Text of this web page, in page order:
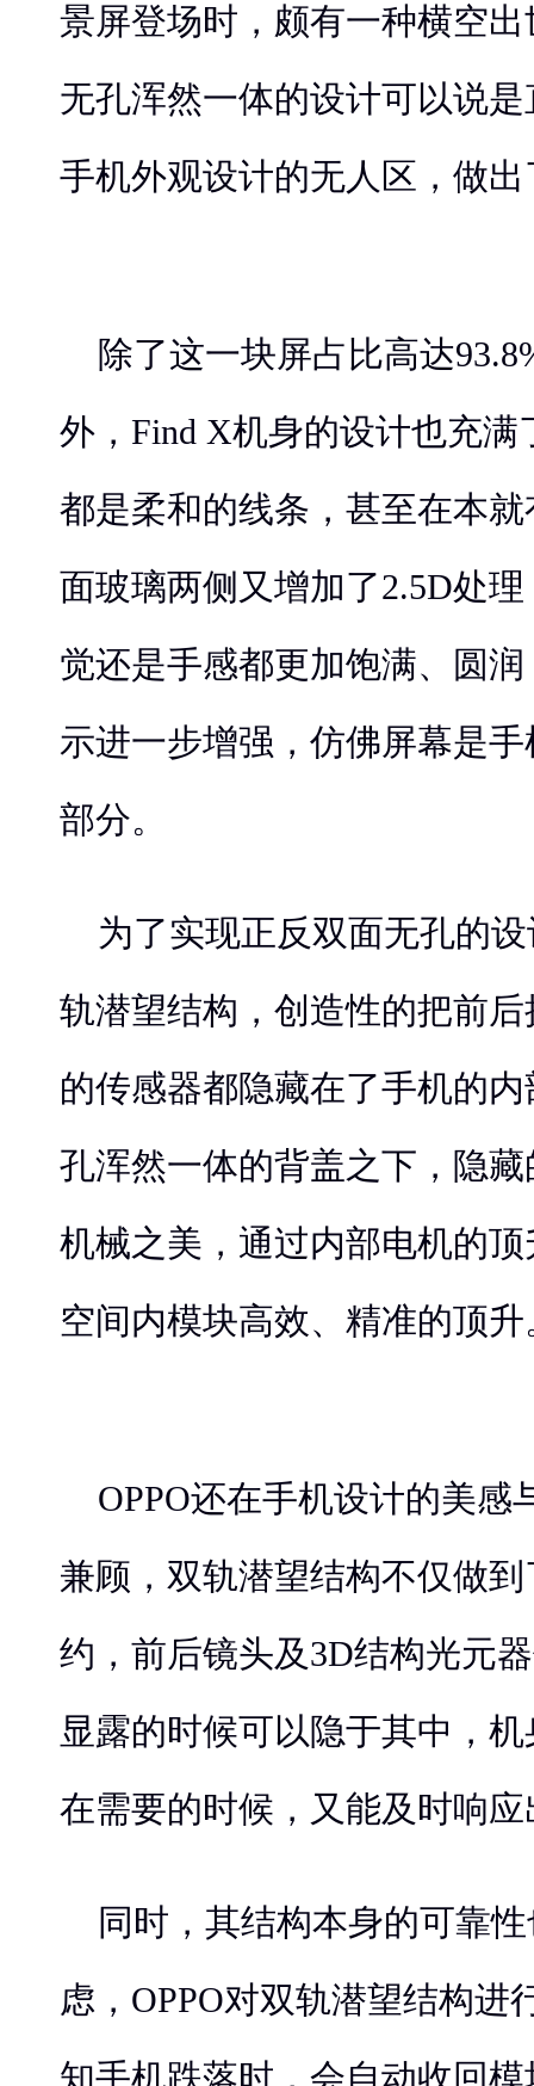
景屏登场时，颇有一种横空
无孔浑然一体的设计可以说
手机外观设计的无人区，做
除了这一块屏占比高达
外，Find X机身的设计也充满
都是柔和的线条，甚至在本
面玻璃两侧又增加了2.5D处
觉还是手感都更加饱满、圆
示进一步增强，仿佛屏幕是
部分。
为了实现正反双面无孔的
轨潜望结构，创造性的把前
的传感器都隐藏在了手机的
孔浑然一体的背盖之下，隐
机械之美，通过内部电机的
空间内模块高效、精准的顶升
OPPO还在手机设计的美感
兼顾，双轨潜望结构不仅做
约，前后镜头及3D结构光元
显露的时候可以隐于其中，
在需要的时候，又能及时响
同时，其结构本身的可靠
虑，OPPO对双轨潜望结构进
知手机跌落时，会自动收回